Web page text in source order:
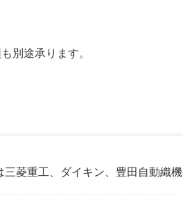
別途承ります。
菱重工、ダイキン、豊田自動織機